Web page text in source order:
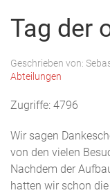
Tag der
Geschrieben von:
Abteilungen
Zugriffe: 4796
Wir sagen
von den vielen
Nachdem der
hatten wir schon